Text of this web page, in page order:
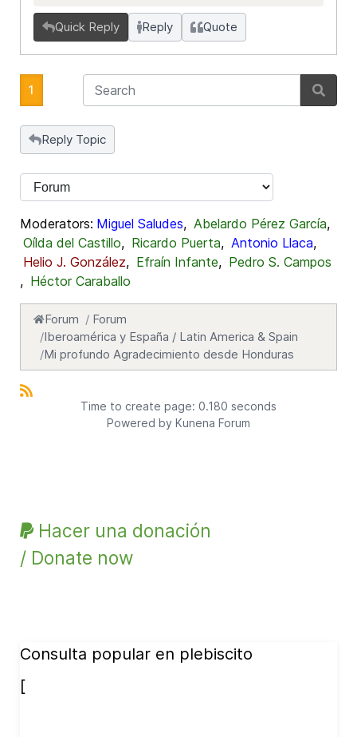
Quick Reply Reply Quote
1
Reply Topic
Moderators: Miguel Saludes, Abelardo Pérez García,
Oílda del Castillo, Ricardo Puerta, Antonio Llaca,
Helio J. González, Efraín Infante, Pedro S. Campos
, Héctor Caraballo
Forum
Forum
Iberoamérica y España / Latin America & Spain
Mi profundo Agradecimiento desde Honduras
Time to create page: 0.180 seconds
Powered by Kunena Forum
Hacer una donación
/ Donate now
Consulta popular en plebiscito
[